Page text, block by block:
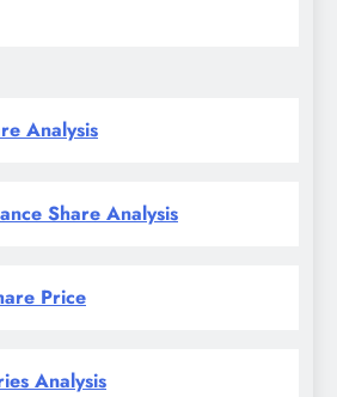
Analysis
Share Analysis
Price
Analysis